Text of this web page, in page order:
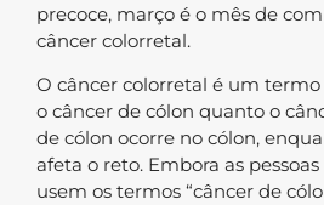
precoce, março é o mês de
câncer colorretal.
O câncer colorretal é um
o câncer de cólon quanto o
de cólon ocorre no cólon,
afeta o reto. Embora as
usem os termos “câncer de